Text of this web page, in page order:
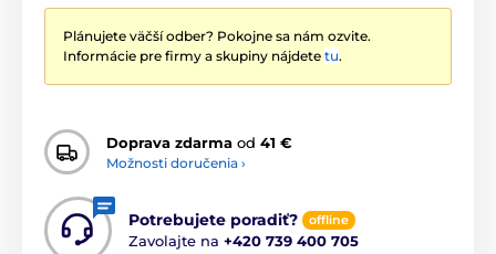
Plánujete väčší odber? Pokojne sa nám ozvite.
Informácie pre firmy a skupiny nájdete tu.
Doprava zdarma od 41 €
Možnosti doručenia ›
Potrebujete poradiť? offline
Zavolajte na +420 739 400 705